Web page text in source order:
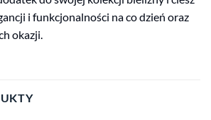
i funkcjonalności na co dzień oraz
okazji.